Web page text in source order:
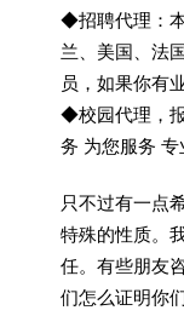
◆招聘代理：
兰、美国、法
员，如果你有
◆校园代理，
务 为您服务 专
只不过有一点
特殊的性质。
任。有些朋友
们怎么证明你